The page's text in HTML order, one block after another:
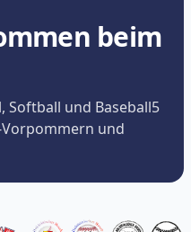
beim
Softball und Baseball5
und